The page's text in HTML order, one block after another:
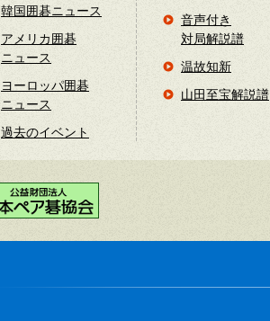
韓国囲碁ニュース
アメリカ囲碁
ニュース
ヨーロッパ囲碁
ニュース
過去のイベント
音声付き
対局解説譜
温故知新
山田至宝解説譜